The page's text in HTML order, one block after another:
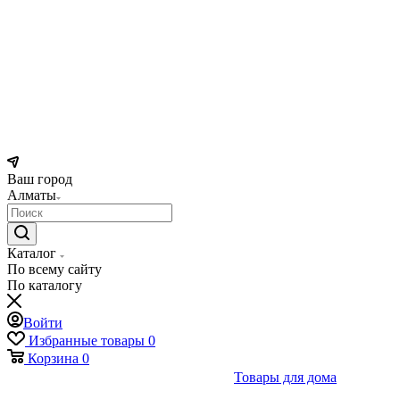
Ваш город
Алматы
Каталог
По всему сайту
По каталогу
Войти
Избранные товары 0
Корзина 0
Товары для дома